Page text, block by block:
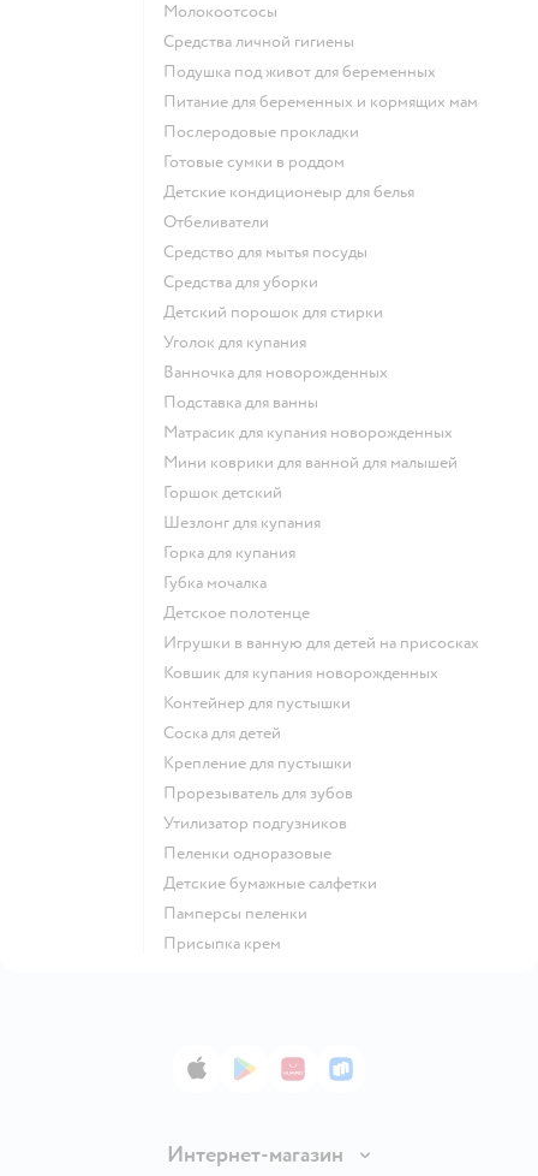
Молокоотсосы
средства личной гигиены
подушка под живот для беременных
питание для беременных и кормящих мам
послеродовые прокладки
готовые сумки в роддом
детские кондиционеыр для белья
отбеливатели
средство для мытья посуды
средства для уборки
детский порошок для стирки
уголок для купания
ванночка для новорожденных
подставка для ванны
матрасик для купания новорожденных
мини коврики для ванной для малышей
горшок детский
шезлонг для купания
горка для купания
губка мочалка
детское полотенце
игрушки в ванную для детей на присосках
ковшик для купания новорожденных
контейнер для пустышки
соска для детей
крепление для пустышки
прорезыватель для зубов
утилизатор подгузников
пеленки одноразовые
детские бумажные салфетки
памперсы пеленки
присыпка крем
App StoreGoogle Play
AppGallery
RuStore
Интернет-магазин